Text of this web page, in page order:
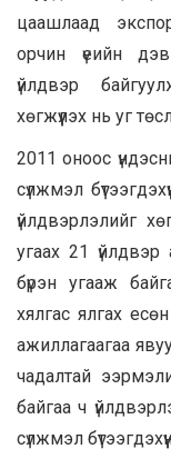
цаашлаад
орчин үеийн
үйлдвэр
хөгжүүлэх нь уг
2011 оноос
сүлжмэл
үйлдвэрлэлийг
угаах 21
бүрэн угааж
хялгас ялгах
ажиллагаагаа
чадалтай
байгаа ч
сүлжмэл